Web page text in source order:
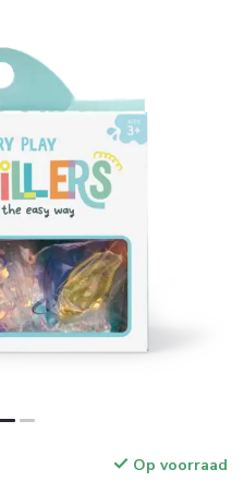
Op voorraad